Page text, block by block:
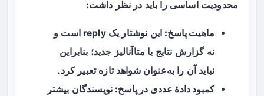
محدودیت اساسی را باید در نظر داشت:
ماهیت پاسخ:
این نوشتار یک reply است و
نه گزارش نتایج یا متاآنالیز جدید؛ بنابراین
نباید آن را به‌عنوان شواهد تازه تعبیر کرد.
کمبود دادهٔ عددی در پاسخ: نویسندگان بیشتر